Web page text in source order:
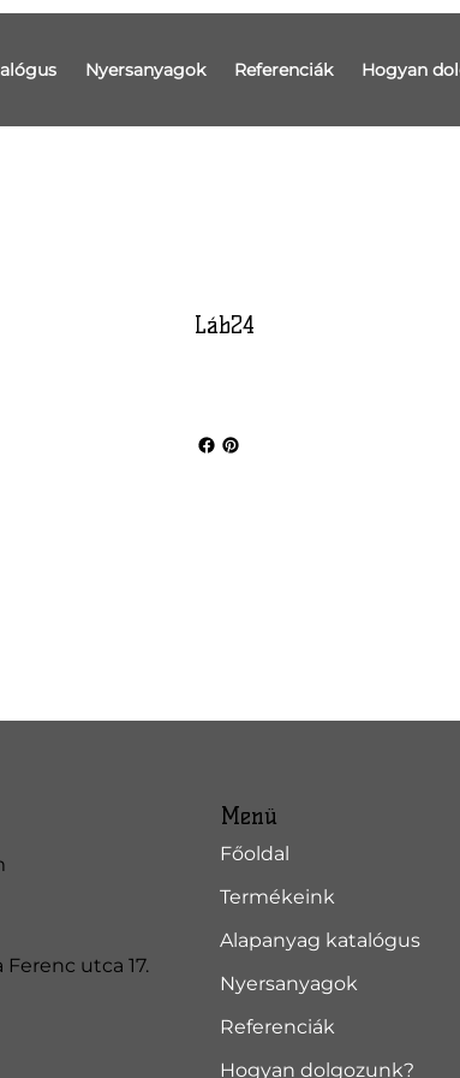
Nyersanyagok Referenciák Hogyan
Láb24
Ferenc utca 17.
Menü
Főoldal
Termékeink
Alapanyag katalógus
Nyersanyagok
Referenciák
Hogyan dolgozunk?